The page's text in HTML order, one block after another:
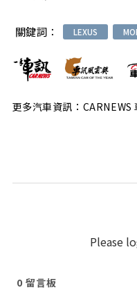
關鍵詞： LEXUS
更多汽車資訊：CARNEWS
Please
0 留言板